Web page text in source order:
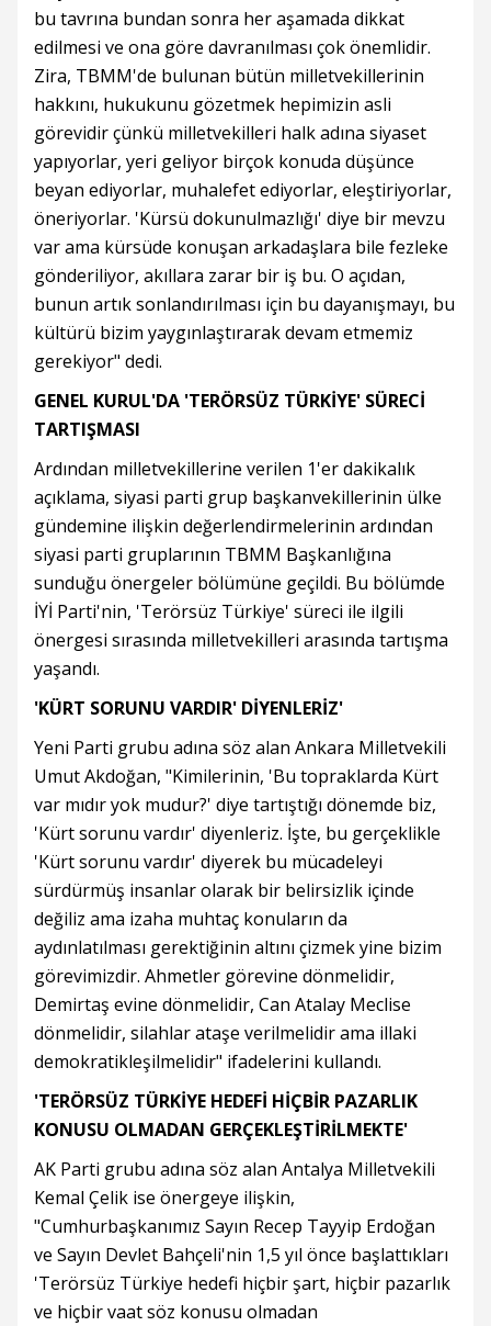
bu tavrına bundan sonra her aşamada dikkat
edilmesi ve ona göre davranılması çok önemlidir.
Zira, TBMM'de bulunan bütün milletvekillerinin
hakkını, hukukunu gözetmek hepimizin asli
görevidir çünkü milletvekilleri halk adına siyaset
yapıyorlar, yeri geliyor birçok konuda düşünce
beyan ediyorlar, muhalefet ediyorlar, eleştiriyorlar,
öneriyorlar. 'Kürsü dokunulmazlığı' diye bir mevzu
var ama kürsüde konuşan arkadaşlara bile fezleke
gönderiliyor, akıllara zarar bir iş bu. O açıdan,
bunun artık sonlandırılması için bu dayanışmayı, bu
kültürü bizim yaygınlaştırarak devam etmemiz
gerekiyor" dedi.
GENEL KURUL'DA 'TERÖRSÜZ TÜRKİYE' SÜRECİ
TARTIŞMASI
Ardından milletvekillerine verilen 1'er dakikalık
açıklama, siyasi parti grup başkanvekillerinin ülke
gündemine ilişkin değerlendirmelerinin ardından
siyasi parti gruplarının TBMM Başkanlığına
sunduğu önergeler bölümüne geçildi. Bu bölümde
İYİ Parti'nin, 'Terörsüz Türkiye' süreci ile ilgili
önergesi sırasında milletvekilleri arasında tartışma
yaşandı.
'KÜRT SORUNU VARDIR' DİYENLERİZ'
Yeni Parti grubu adına söz alan Ankara Milletvekili
Umut Akdoğan, "Kimilerinin, 'Bu topraklarda Kürt
var mıdır yok mudur?' diye tartıştığı dönemde biz,
'Kürt sorunu vardır' diyenleriz. İşte, bu gerçeklikle
'Kürt sorunu vardır' diyerek bu mücadeleyi
sürdürmüş insanlar olarak bir belirsizlik içinde
değiliz ama izaha muhtaç konuların da
aydınlatılması gerektiğinin altını çizmek yine bizim
görevimizdir. Ahmetler görevine dönmelidir,
Demirtaş evine dönmelidir, Can Atalay Meclise
dönmelidir, silahlar ataşe verilmelidir ama illaki
demokratikleşilmelidir" ifadelerini kullandı.
'TERÖRSÜZ TÜRKİYE HEDEFİ HİÇBİR PAZARLIK
KONUSU OLMADAN GERÇEKLEŞTİRİLMEKTE'
AK Parti grubu adına söz alan Antalya Milletvekili
Kemal Çelik ise önergeye ilişkin,
"Cumhurbaşkanımız Sayın Recep Tayyip Erdoğan
ve Sayın Devlet Bahçeli'nin 1,5 yıl önce başlattıkları
'Terörsüz Türkiye hedefi hiçbir şart, hiçbir pazarlık
ve hiçbir vaat söz konusu olmadan